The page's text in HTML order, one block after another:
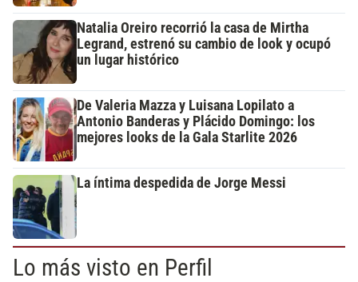
Natalia Oreiro recorrió la casa de Mirtha
Legrand, estrenó su cambio de look y ocupó
un lugar histórico
De Valeria Mazza y Luisana Lopilato a
Antonio Banderas y Plácido Domingo: los
mejores looks de la Gala Starlite 2026
La íntima despedida de Jorge Messi
Lo más visto en Perfil